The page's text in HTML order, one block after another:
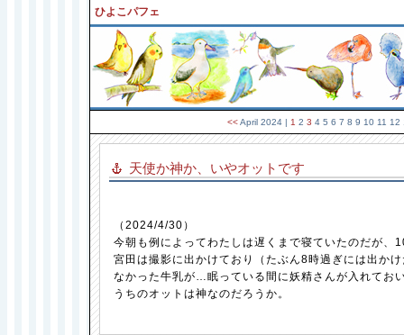
ひよこパフェ
<< April 2024| 1 2 3 4 5 6 7 8 9 10 11
天使か神か、いやオットです
（2024/4/30）
今朝も例によってわたしは遅くまで寝ていたのだが、
宮田は撮影に出かけており（たぶん8時過ぎには出か
なかった牛乳が…眠っている間に妖精さんが入れてお
うちのオットは神なのだろうか。